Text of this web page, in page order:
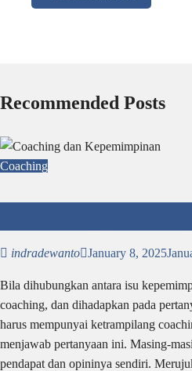
Recommended Posts
Coaching
indradewanto January 8, 2025
Bila dihubungkan antara isu
coaching, dan dihadapkan pada
harus mempunyai ketrampilang
menjawab pertanyaan ini. Masing-
pendapat dan opininya sendiri.